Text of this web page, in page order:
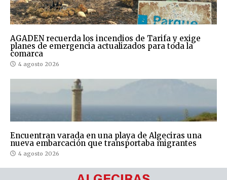
AGADEN recuerda los incendios de Tarifa y exige
planes de emergencia actualizados para toda la
comarca
4 agosto 2026
Encuentran varada en una playa de Algeciras una
nueva embarcación que transportaba migrantes
4 agosto 2026